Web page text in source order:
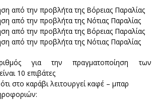
από την προβλήτα της Βόρειας Παραλίας
από την προβλήτα της Νότιας Παραλίας
από την προβλήτα της Βόρειας Παραλίας
από την προβλήτα της Νότιας Παραλίας
για την πραγματοποίηση των
10 επιβάτες
στο καράβι λειτουργεί καφέ – μπαρ